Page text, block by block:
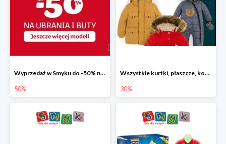
Wyprzedaż w Smyku do -50% na ubrania i buty
50%
Wszystkie kurtki, płaszcze, kombinezony i spodnie narciarskie -30%
30%